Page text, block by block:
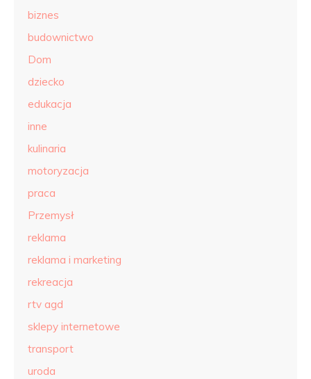
biznes
budownictwo
Dom
dziecko
edukacja
inne
kulinaria
motoryzacja
praca
Przemysł
reklama
reklama i marketing
rekreacja
rtv agd
sklepy internetowe
transport
uroda